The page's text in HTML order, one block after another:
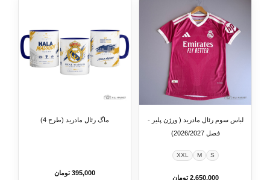
لباس سوم رئال مادرید ( ورژن پلیر -
فصل 2026/2027)
S
M
XXL
2,650,000 تومان
ماگ رئال مادرید (طرح 4)
395,000 تومان